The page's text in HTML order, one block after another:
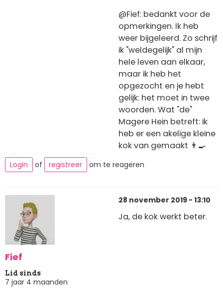
@Fief: bedankt voor de
opmerkingen. Ik heb
weer bijgeleerd. Zo schrijf
ik "weldegelijk" al mijn
hele leven aan elkaar,
maar ik heb het
opgezocht en je hebt
gelijk: het moet in twee
woorden. Wat "de"
Magere Hein betreft: ik
heb er een akelige kleine
kok van gemaakt 👨‍🍳
Login of registreer om te reageren
Fief
Lid sinds
7 jaar 4 maanden
28 november 2019 - 13:10
Ja, de kok werkt beter.